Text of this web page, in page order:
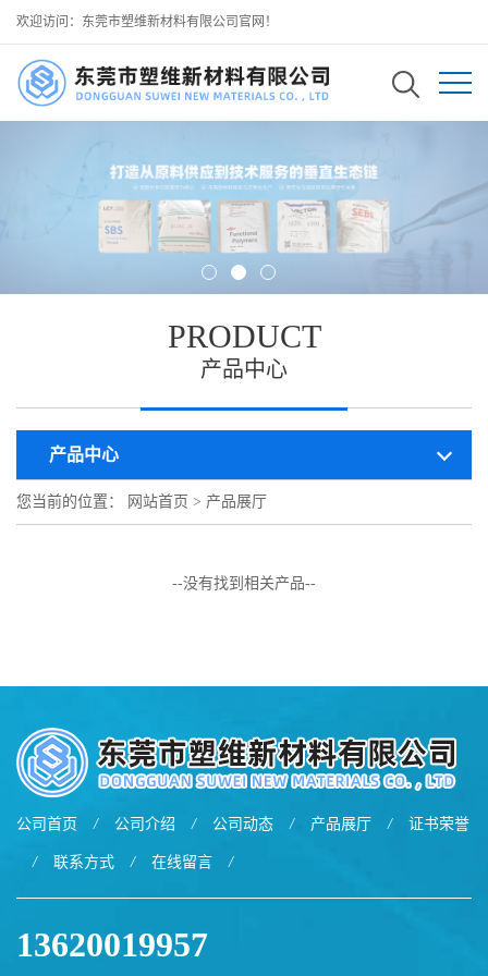
欢迎访问：东莞市塑维新材料有限公司官网！
PRODUCT
产品中心
产品中心
您当前的位置： 网站首页 > 产品展厅
--没有找到相关产品--
公司首页 / 公司介绍 / 公司动态 / 产品展厅 / 证书荣誉
/ 联系方式 / 在线留言 /
13620019957